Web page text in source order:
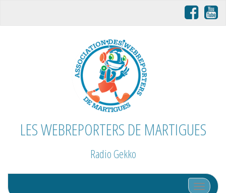
LES WEBREPORTERS DE MARTIGUES
Radio Gekko
Afficher/